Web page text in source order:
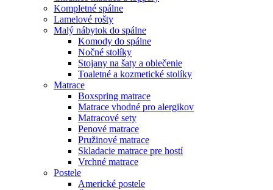
Kompletné spálne
Lamelové rošty
Malý nábytok do spálne
Komody do spálne
Nočné stolíky
Stojany na šaty a oblečenie
Toaletné a kozmetické stolíky
Matrace
Boxspring matrace
Matrace vhodné pro alergikov
Matracové sety
Penové matrace
Pružinové matrace
Skladacie matrace pre hostí
Vrchné matrace
Postele
Americké postele